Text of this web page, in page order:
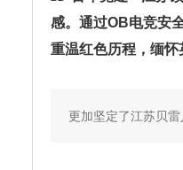
感。通过OB电竞安
重温红色历程，缅怀
更加坚定了江苏贝